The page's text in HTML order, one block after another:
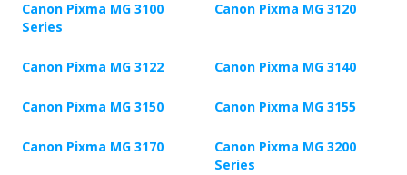
Canon Pixma MG 3100
Series
Canon Pixma MG 3120
Canon Pixma MG 3122 Canon Pixma MG 3140
Canon Pixma MG 3150 Canon Pixma MG 3155
Canon Pixma MG 3170
Canon Pixma MG 3200
Series